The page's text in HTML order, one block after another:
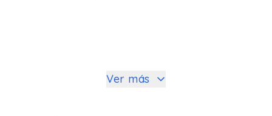
Ver más